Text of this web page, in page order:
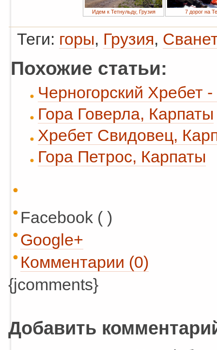
Идем к Тетнульду, Грузия 7 дорог на
Теги: горы, Грузия,
Похожие статьи:
Черногорский Хребет
Гора Говерла, Карпаты
Хребет Свидовец,
Гора Петрос, Карпаты
Facebook ( )
Google+
Комментарии (0)
{jcomments}
Добавить